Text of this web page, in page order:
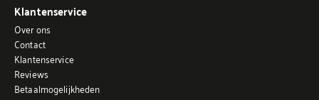
Klantenservice
Over ons
Contact
Klantenservice
Reviews
Betaalmogelijkheden